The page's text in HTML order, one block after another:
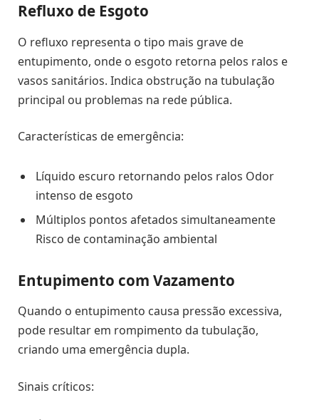
Refluxo de Esgoto
O refluxo representa o tipo mais grave de
entupimento, onde o esgoto retorna pelos ralos e
vasos sanitários. Indica obstrução na tubulação
principal ou problemas na rede pública.
Características de emergência:
Líquido escuro retornando pelos ralos Odor
intenso de esgoto
Múltiplos pontos afetados simultaneamente
Risco de contaminação ambiental
Entupimento com Vazamento
Quando o entupimento causa pressão excessiva,
pode resultar em rompimento da tubulação,
criando uma emergência dupla.
Sinais críticos: